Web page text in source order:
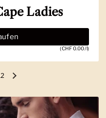
Ladies
(CHF 0.00/l)
Folie
Nächste Folie